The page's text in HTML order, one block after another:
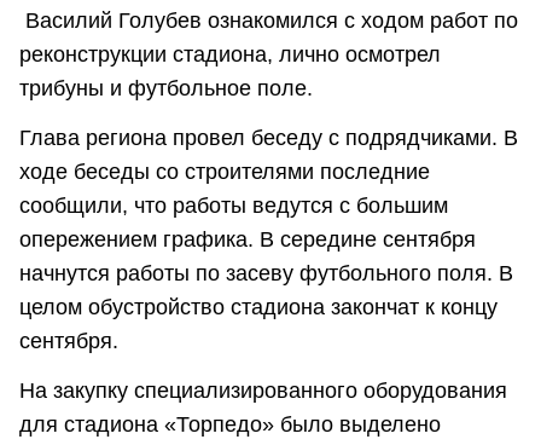
Василий Голубев ознакомился с ходом работ по
реконструкции стадиона, лично осмотрел
трибуны и футбольное поле.
Глава региона провел беседу с подрядчиками. В
ходе беседы со строителями последние
сообщили, что работы ведутся с большим
опережением графика. В середине сентября
начнутся работы по засеву футбольного поля. В
целом обустройство стадиона закончат к концу
сентября.
На закупку специализированного оборудования
для стадиона «Торпедо» было выделено